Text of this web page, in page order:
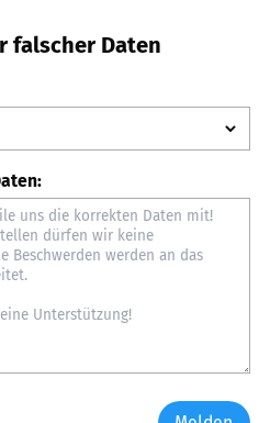
falscher Daten